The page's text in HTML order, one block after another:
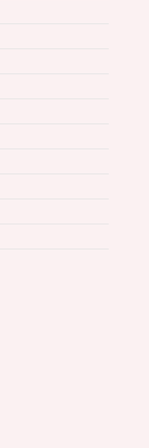
Reflexiones
en la
y análisis de
de México 2021»
en
Social
de género